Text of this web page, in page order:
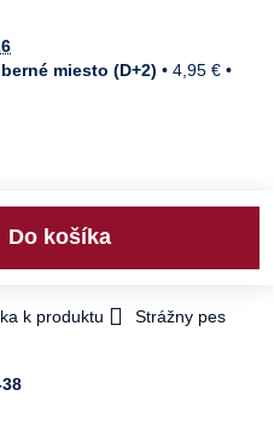
miesto (D+2) • 4,95 € •
Do košíka
k produktu
Strážny pes